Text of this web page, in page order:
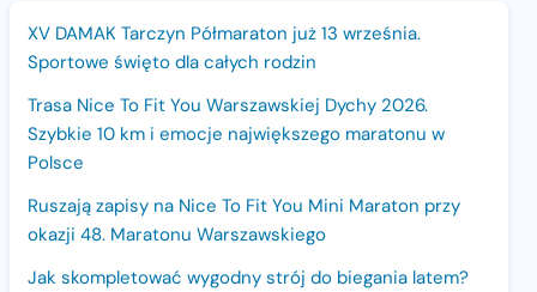
XV DAMAK Tarczyn Półmaraton już 13 września.
Sportowe święto dla całych rodzin
Trasa Nice To Fit You Warszawskiej Dychy 2026.
Szybkie 10 km i emocje największego maratonu w
Polsce
Ruszają zapisy na Nice To Fit You Mini Maraton przy
okazji 48. Maratonu Warszawskiego
Jak skompletować wygodny strój do biegania latem?